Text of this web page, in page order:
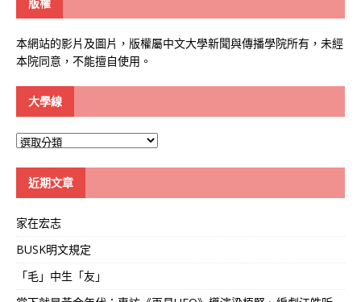
本網站的影片及圖片，版權屬中文大學新聞與傳播學院所有，未經
本院同意，不能擅自使用。
大學線
大
近期文章
家在宏志
BUSK明文規定
「毛」中生「友」